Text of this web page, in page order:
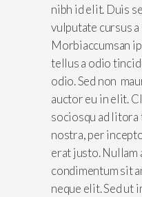
nibh id elit. Duis
vulputate cursus
Morbiaccumsan
tellus a odio
odio. Sed non
auctor eu in elit.
sociosqu ad
nostra, per
erat justo. Nullam
condimentum sit
neque elit. Sed ut